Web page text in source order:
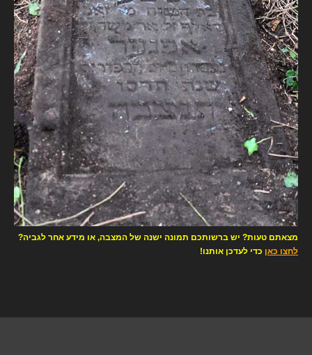
מצאתם טעות? יש ברשותכם תמונה ישנה של המצבה, או מידע אחר לגביה?
לחצו כאן כדי לעדכן אותנו!